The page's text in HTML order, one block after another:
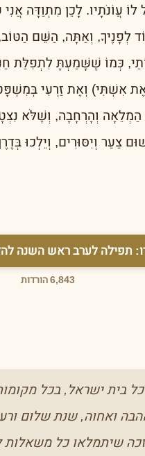
עֲוֹנֹתָיו. לָכֵן מִתְוַדָּה
לְפָנֶיךָ, וְאַתָּה, הַשֵּׁם
כְּמוֹ שֶׁשָּׁמַעְתָּ
אִשְׁתִּי) וְאֶת זַרְעִי
הַמְלֵאָה וְהָרְחָבָה, וְשֶׁלֹּא
שׁוּם צַעַר וְיִסּוּרִים, וְיֵלְכוּ
תפילה לערב ראש השנה
6,843 הורדות
בית ישראל, בכל
ואחוה, שנת שלום
שיתמלאו כל משאלות